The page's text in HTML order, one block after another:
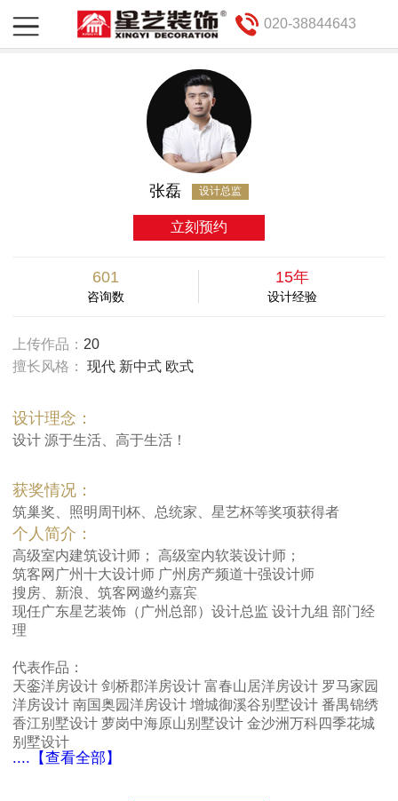
020-38844643
张磊 设计总监
立刻预约
601
咨询数
15年
设计经验
上传作品： 20
擅长风格：现代 新中式 欧式
设计理念：
设计 源于生活、高于生活！
获奖情况：
筑巢奖、照明周刊杯、总统家、星艺杯等奖项获得者
个人简介：
高级室内建筑设计师； 高级室内软装设计师；
筑客网广州十大设计师 广州房产频道十强设计师
搜房、新浪、筑客网邀约嘉宾
现任广东星艺装饰（广州总部）设计总监 设计九组 部门经
理
代表作品：
天銮洋房设计 剑桥郡洋房设计 富春山居洋房设计 罗马家园
洋房设计 南国奥园洋房设计 增城御溪谷别墅设计 番禺锦绣
香江别墅设计 萝岗中海原山别墅设计 金沙洲万科四季花城
别墅设计
....【查看全部】